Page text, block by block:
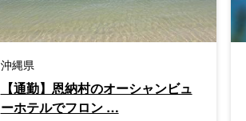
沖縄県
【通勤】恩納村のオーシャンビュ
ーホテルでフロン …